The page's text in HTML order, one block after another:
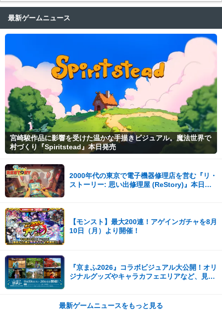
最新ゲームニュース
宮崎駿作品に影響を受けた温かな手描きビジュアル。魔法世界で
村づくり『Spiritstead』本日発売
2000年代の東京で電子機器修理店を営む『リ・
ストーリー: 思い出修理屋 (ReStory)』本日
【モンスト】最大200連！アゲインガチャを8月
10日（月）より開催！
『京まふ2026』コラボビジュアル大公開！オリ
ジナルグッズやキャラカフェエリアなど、見ど
最新ゲームニュースをもっと見る